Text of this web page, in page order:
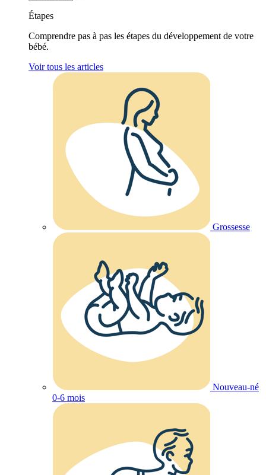
Étapes
Comprendre pas à pas les étapes du développement de votre
bébé.
Voir tous les articles
Grossesse
Nouveau-né
0-6 mois